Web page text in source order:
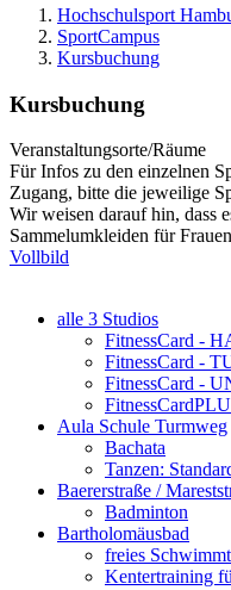
Hochschulsport
SportCampus
Kursbuchung
Kursbuchung
Veranstaltungsorte/Räume
Für Infos zu den einzelnen
Zugang, bitte die jeweilige
Wir weisen darauf hin, dass
Sammelumkleiden für
Vollbild
alle 3 Studios
FitnessCard -
FitnessCard -
FitnessCard -
Aula Schule Turmweg
Bachata
Tanzen:
Baererstraße /
Badminton
Bartholomäusbad
freies
Kentertraining